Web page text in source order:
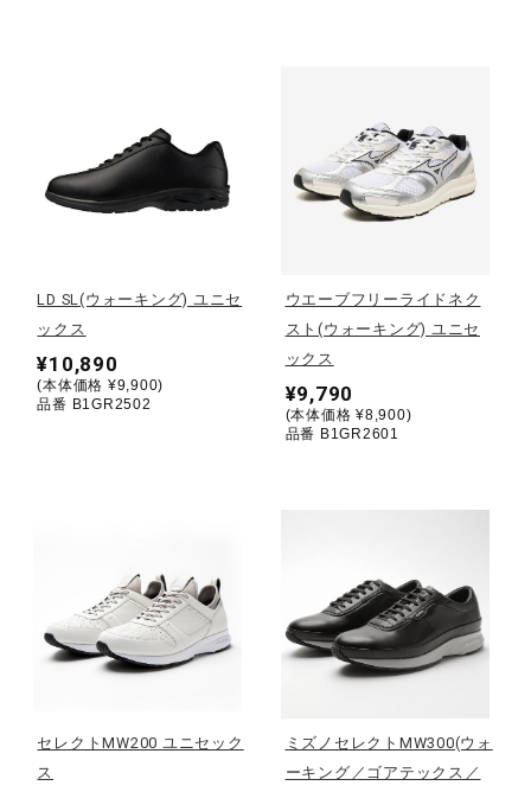
柔道
ウォーキングシューズ
インナー
寝具／ミズノスリープ
LD SL(ウォーキング) ユニセ
ックス
¥10,890
(本体価格 ¥9,900)
品番 B1GR2502
ウエーブフリーライドネク
スト(ウォーキング) ユニセ
ックス
¥9,790
(本体価格 ¥8,900)
品番 B1GR2601
セレクトMW200 ユニセック
ス
ミズノセレクトMW300(ウォ
ーキング／ゴアテックス／